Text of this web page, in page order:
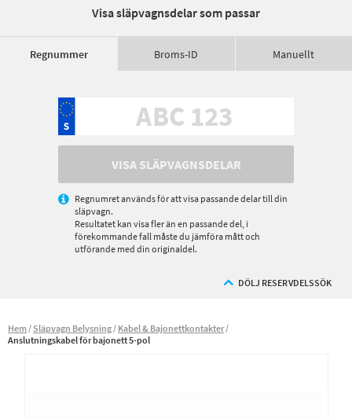
Visa släpvagnsdelar som passar
Regnummer Broms-ID Manuellt
VISA SLÄPVAGNSDELAR
Regnumret används för att visa passande delar till din
släpvagn.
Resultatet kan visa fler än en passande del, i
förekommande fall måste du jämföra mått och
utförande med din originaldel.
DÖLJ RESERVDELSSÖK
Hem Släpvagn Belysning Kabel & Bajonettkontakter
Anslutningskabel för bajonett 5-pol